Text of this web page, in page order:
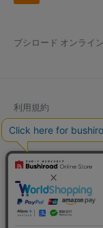
ブシロード オンライ
利用規約
ポイント利用規約
特定商取引法に基づく
返金ポリシー
個人情報保護方針